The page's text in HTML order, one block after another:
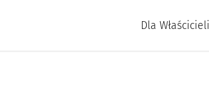
Dla Właścicieli